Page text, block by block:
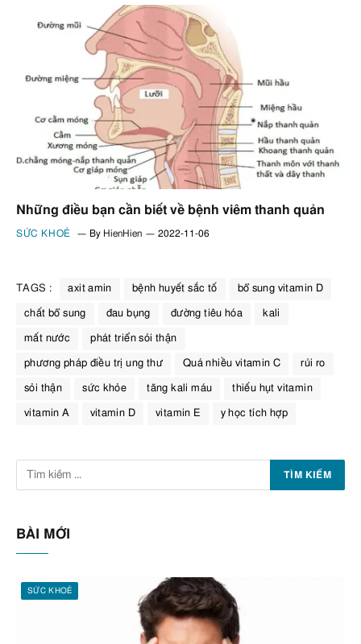
Những điều bạn cần biết về bệnh viêm thanh quản
SỨC KHOẺ By HienHien 2022-11-06
TAGS : axit amin bệnh huyết sắc tố bổ sung vitamin D
chất bổ sung đau bụng đường tiêu hóa kali
mất nước phát triển sỏi thận
phương pháp điều trị ung thư Quá nhiều vitamin C rủi ro
sỏi thận sức khỏe tăng kali máu thiếu hụt vitamin
vitamin A vitamin D vitamin E y học tích hợp
BÀI MỚI
SỨC KHOẺ